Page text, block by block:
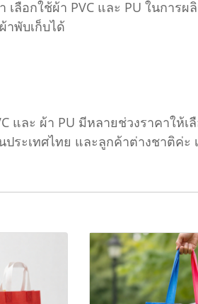
อกใช้ผ้า PVC และ PU ในการผ
าพับเก็บได้
ละ ผ้า PU มีหลายช่วงราคาให้
ะเทศไทย และลูกค้าต่างชาติค่ะ